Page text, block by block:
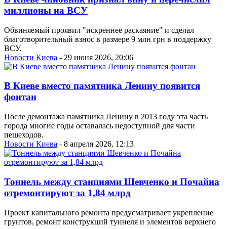
миллионы на ВСУ
Обвиняемый проявил "искреннее раскаяние" и сделал
благотворительный взнос в размере 9 млн грн в поддержку
ВСУ.
Новости Киева - 29 июня 2026, 20:06
В Киеве вместо памятника Ленину появится
фонтан
После демонтажа памятника Ленину в 2013 году эта часть
города многие годы оставалась недоступной для части
пешеходов.
Новости Киева - 8 апреля 2026, 12:13
Тоннель между станциями Шевченко и Почайна
отремонтируют за 1,84 млрд
Проект капитального ремонта предусматривает укрепление
грунтов, ремонт конструкций туннеля и элементов верхнего